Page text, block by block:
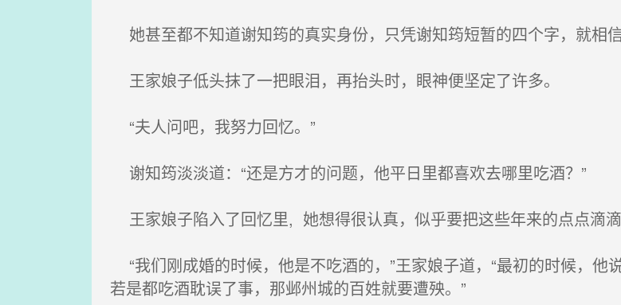
她甚至都不知道谢知筠的真实身份，只凭谢知筠短暂的四个字，就相信
王家娘子低头抹了一把眼泪，再抬头时，眼神便坚定了许多。
“夫人问吧，我努力回忆。”
谢知筠淡淡道：“还是方才的问题，他平日里都喜欢去哪里吃酒？”
王家娘子陷入了回忆里, 她想得很认真，似乎要把这些年来的点点滴滴
“我们刚成婚的时候，他是不吃酒的，”王家娘子道，“最初的时候，他
若是都吃酒耽误了事，那邺州城的百姓就要遭殃。”